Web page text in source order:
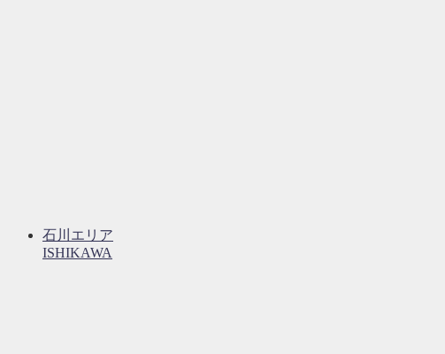
石川エリア
ISHIKAWA